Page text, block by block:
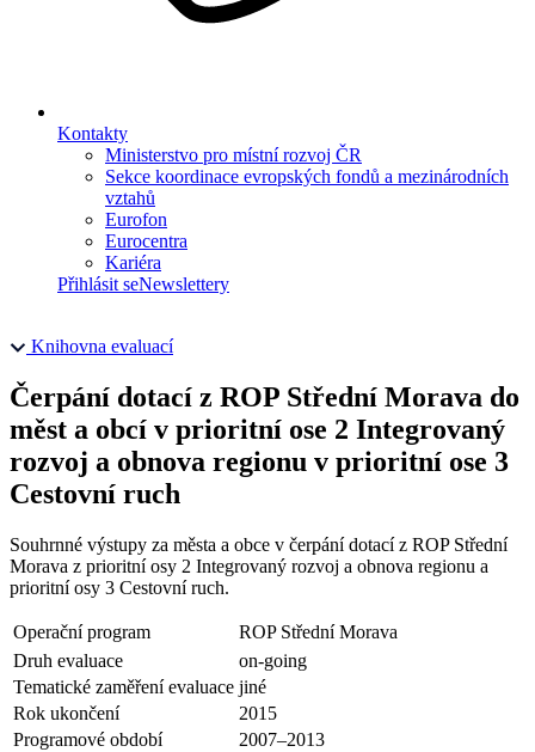
Kontakty
Ministerstvo pro místní rozvoj ČR
Sekce koordinace evropských fondů a mezinárodních
vztahů
Eurofon
Eurocentra
Kariéra
Přihlásit seNewslettery
Knihovna evaluací
Čerpání dotací z ROP Střední Morava do
měst a obcí v prioritní ose 2 Integrovaný
rozvoj a obnova regionu v prioritní ose 3
Cestovní ruch
Souhrnné výstupy za města a obce v čerpání dotací z ROP Střední
Morava z prioritní osy 2 Integrovaný rozvoj a obnova regionu a
prioritní osy 3 Cestovní ruch.
Operační program
ROP Střední Morava
Druh evaluace
on-going
Tematické zaměření evaluace jiné
Rok ukončení
2015
Programové období
2007–2013